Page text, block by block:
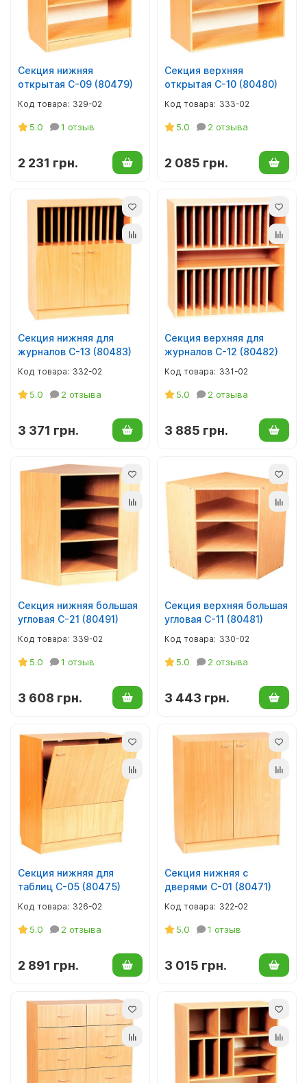
Мягкий инвентарь, текстиль
Декор для фотозон
Верхняя детская одежда
Детское постельное белье
Аксессуары к одежде
Крестильные наборы
Одежда для патриотических кружков
Секция нижняя
открытая С-09 (80479)
329-02
5.0 1 отзыв
2 231 грн.
Секция верхняя
открытая С-10 (80480)
333-02
5.0 2 отзыва
2 085 грн.
Секция нижняя для
журналов С-13 (80483)
332-02
5.0 2 отзыва
3 371 грн.
Секция верхняя для
журналов С-12 (80482)
331-02
5.0 2 отзыва
3 885 грн.
Секция нижняя большая
угловая С-21 (80491)
339-02
5.0 1 отзыв
3 608 грн.
Секция верхняя большая
угловая С-11 (80481)
330-02
5.0 2 отзыва
3 443 грн.
Секция нижняя для
таблиц С-05 (80475)
326-02
5.0 2 отзыва
2 891 грн.
Секция нижняя с
дверями С-01 (80471)
322-02
5.0 1 отзыв
3 015 грн.